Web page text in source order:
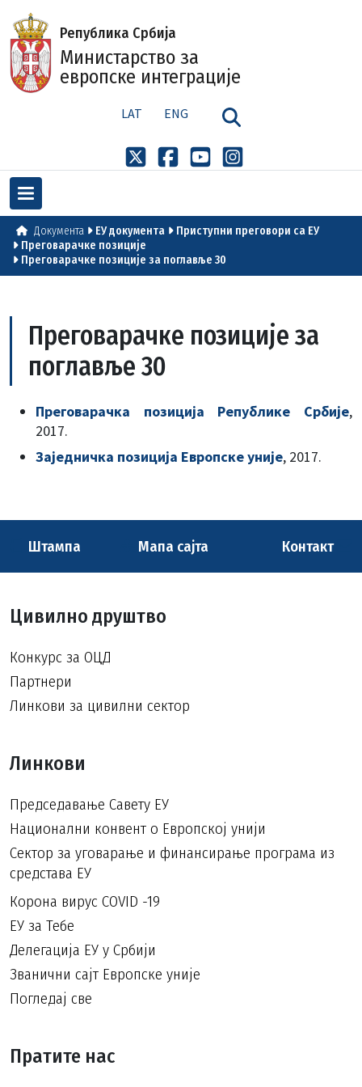
Република Србија
Министарство за
европске интеграције
LAT ENG
Документа ЕУ документа
Приступни преговори са ЕУ
Преговарачке позиције
Преговарачке позиције за поглавље 30
Преговарачке позиције за
поглавље 30
Преговарачка позиција Републике Србије,
2017.
Заједничка позиција Европске уније, 2017.
Штампа Мапа сајта Контакт
Цивилно друштво
Конкурс за ОЦД
Партнери
Линкови за цивилни сектор
Линкови
Председавање Савету ЕУ
Национални конвент о Европској унији
Сектор за уговарање и финансирање програма из
средстава ЕУ
Корона вирус COVID -19
ЕУ за Тебе
Делегација ЕУ у Србији
Званични сајт Европске уније
Погледај све
Пратите нас